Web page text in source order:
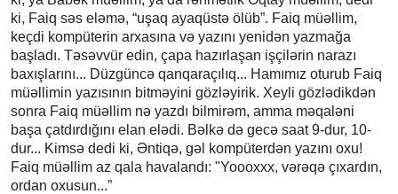
ki, Faiq səs eləmə, “uşaq ayaqüstə ölüb”. Faiq müəllim,
keçdi kompüterin arxasına və yazını yenidən yazmağa
başladı. Təsəvvür edin, çapa hazırlaşan işçilərin narazı
baxışlarını... Düzgüncə qanqaraçılıq... Hamımız oturub Faiq
müəllimin yazısının bitməyini gözləyirik. Xeyli gözlədikdən
sonra Faiq müəllim nə yazdı bilmirəm, amma məqaləni
başa çatdırdığını elan elədi. Bəlkə də gecə saat 9-dur, 10-
dur... Kimsə dedi ki, Əntiqə, gəl kompüterdən yazını oxu!
Faiq müəllim az qala havalandı: "Yoooxxx, vərəqə çıxardın,
ordan oxusun...”